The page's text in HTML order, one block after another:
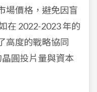
場價格，避免因盲
在 2022-2023 年的
高度的戰略協同
晶圓投片量與資本